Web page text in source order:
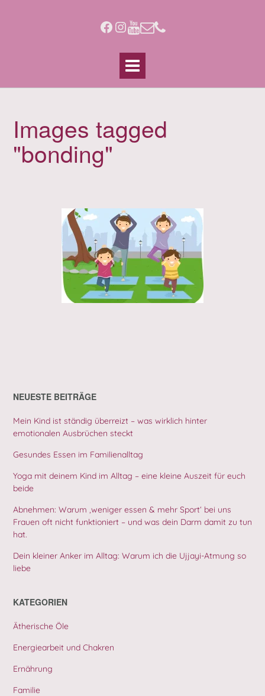
Facebook
Instagram
Images tagged
"bonding"
NEUESTE BEITRÄGE
Mein Kind ist ständig überreizt – was wirklich hinter
emotionalen Ausbrüchen steckt
Gesundes Essen im Familienalltag
Yoga mit deinem Kind im Alltag – eine kleine Auszeit für euch
beide
Abnehmen: Warum ‚weniger essen & mehr Sport‘ bei uns
Frauen oft nicht funktioniert – und was dein Darm damit zu tun
hat.
Dein kleiner Anker im Alltag: Warum ich die Ujjayi-Atmung so
liebe
KATEGORIEN
Ätherische Öle
Energiearbeit und Chakren
Ernährung
Familie